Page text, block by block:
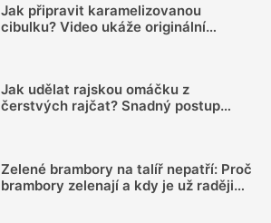
Jak připravit karamelizovanou
cibulku? Video ukáže originální
Jak udělat rajskou omáčku z
čerstvých rajčat? Snadný postup
Zelené brambory na talíř nepatří: Proč
brambory zelenají a kdy je už raději